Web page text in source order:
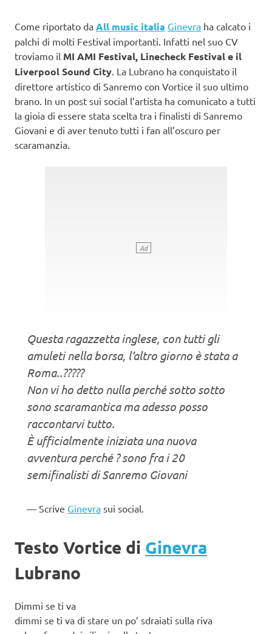
Come riportato da All music italia Ginevra ha calcato i
palchi di molti Festival importanti. Infatti nel suo CV
troviamo il MI AMI Festival, Linecheck Festival e il
Liverpool Sound City . La Lubrano ha conquistato il
direttore artistico di Sanremo con Vortice il suo ultimo
brano. In un post sui social l’artista ha comunicato a tutti
la gioia di essere stata scelta tra i finalisti di Sanremo
Giovani e di aver tenuto tutti i fan all’oscuro per
scaramanzia.
Questa ragazzetta inglese, con tutti gli
amuleti nella borsa, l’altro giorno è stata a
Roma..?????
Non vi ho detto nulla perché sotto sotto
sono scaramantica ma adesso posso
raccontarvi tutto.
È ufficialmente iniziata una nuova
avventura perché ? sono fra i 20
semifinalisti di Sanremo Giovani
Scrive Ginevra sui social.
Testo Vortice di Ginevra
Lubrano
Dimmi se ti va
dimmi se ti va di stare un po’ sdraiati sulla riva